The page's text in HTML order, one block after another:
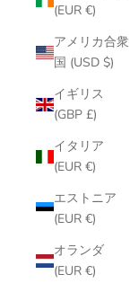
(EUR €)
アメリカ合衆
国 (USD $)
イギリス
(GBP £)
イタリア
(EUR €)
エストニア
(EUR €)
オランダ
(EUR €)